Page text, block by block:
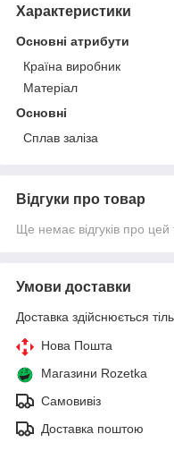
Характеристики
Основні атрибути
Країна виробник
Матеріал
Основні
Сплав заліза
Відгуки про товар
Ще немає відгуків про цей
Умови доставки
Доставка здійснюється
Нова Пошта
Магазини Rozetka
Самовивіз
Доставка поштою